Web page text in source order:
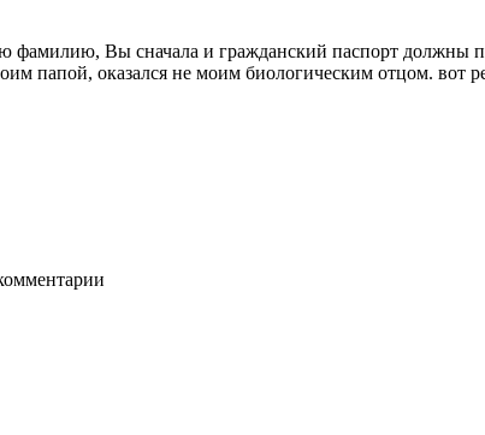
фамилию, Вы сначала и гражданский паспорт должны
папой, оказался не моим биологическим отцом. вот